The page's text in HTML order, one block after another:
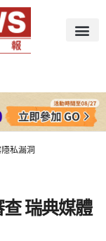
私漏洞
瑞典媒體